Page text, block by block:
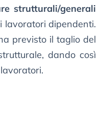
strutturali/generali
lavoratori dipendenti.
previsto il taglio del
dando così